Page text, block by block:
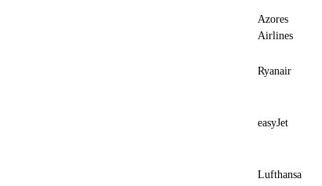
Azores
Airlines
Ryanair
easyJet
Lufthansa